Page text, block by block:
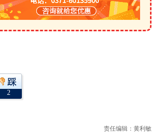
2
责任编辑：黄利敏